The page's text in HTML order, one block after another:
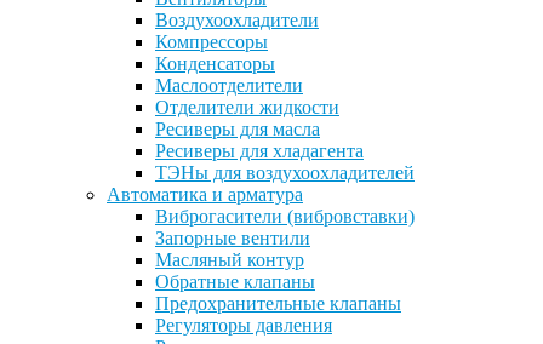
Воздухоохладители
Компрессоры
Конденсаторы
Маслоотделители
Отделители жидкости
Ресиверы для масла
Ресиверы для хладагента
ТЭНы для воздухоохладителей
Автоматика и арматура
Виброгасители (вибровставки)
Запорные вентили
Масляный контур
Обратные клапаны
Предохранительные клапаны
Регуляторы давления